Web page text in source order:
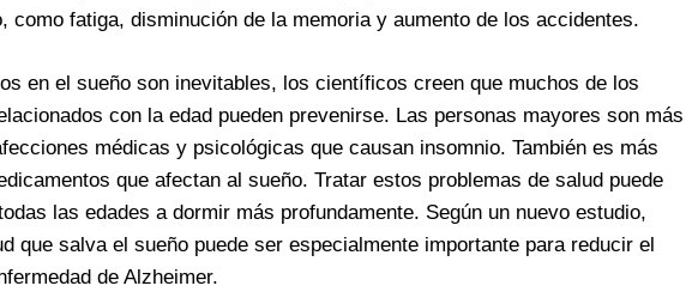
como fatiga, disminución de la memoria y aumento de los accidentes.
en el sueño son inevitables, los científicos creen que muchos de los
con la edad pueden prevenirse. Las personas mayores son más
médicas y psicológicas que causan insomnio. También es más
que afectan al sueño. Tratar estos problemas de salud puede
las edades a dormir más profundamente. Según un nuevo estudio,
que salva el sueño puede ser especialmente importante para reducir el
de Alzheimer.